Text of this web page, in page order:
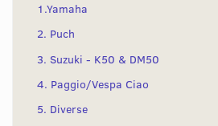
1.Yamaha
2. Puch
3. Suzuki - K50 & DM50
4. Paggio/Vespa Ciao
5. Diverse